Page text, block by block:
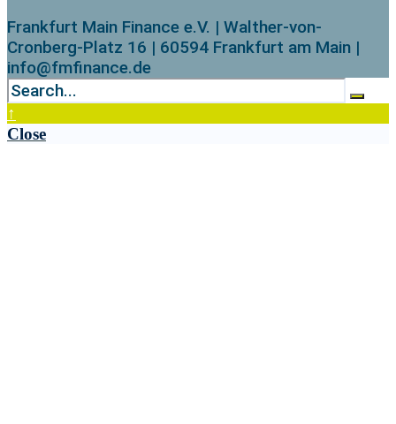
Frankfurt Main Finance e.V. | Walther-von-
Cronberg-Platz 16 | 60594 Frankfurt am Main |
info@fmfinance.de
↑
Close